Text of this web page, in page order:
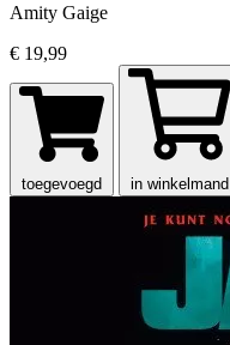
Amity Gaige
€ 19,99
toegevoegd in winkelmand